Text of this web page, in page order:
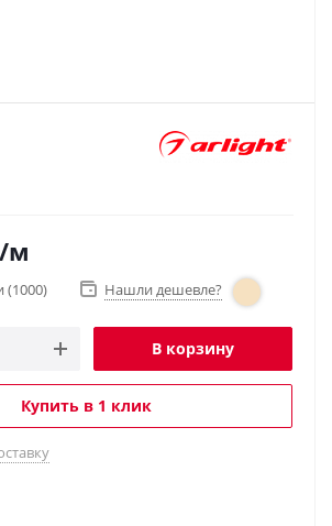
/м
(1000) Нашли дешевле?
В корзину
Купить в 1 клик